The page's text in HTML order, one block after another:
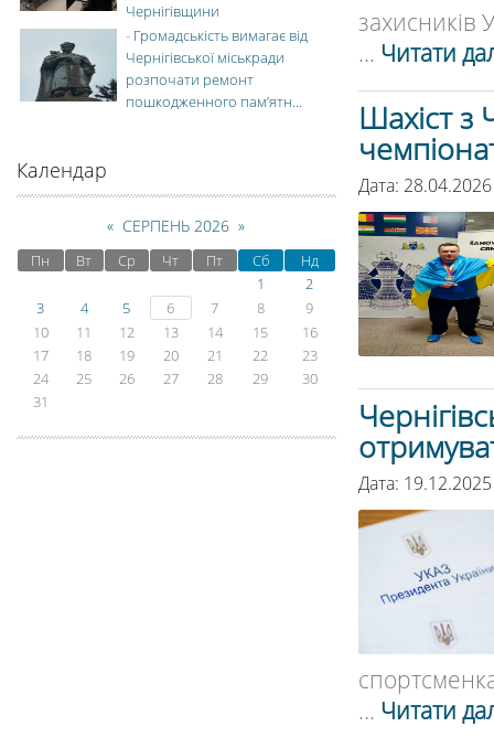
захисників
... Читати
Шахіст з
Дата:
Дата:
... Читати
Чернігівщини
- Громадськість вимагає від
Чернігівської міськради
розпочати ремонт
пошкодженного пам’ятн...
Календар
« СЕРПЕНЬ 2026 »
Пн Вт Ср Чт Пт Сб
Нд
1
2
3
4 5 6 7 8
9
10
11 12 13 14 15
16
17
18 19 20 21 22
23
24
25 26 27 28 29
30
31